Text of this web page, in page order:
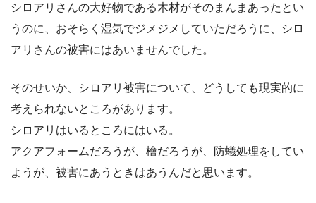
シロアリさんの大好物である木材がそのまんまあったとい
うのに、おそらく湿気でジメジメしていただろうに、シロ
アリさんの被害にはあいませんでした。
そのせいか、シロアリ被害について、どうしても現実的に
考えられないところがあります。
シロアリはいるところにはいる。
アクアフォームだろうが、檜だろうが、防蟻処理をしてい
ようが、被害にあうときはあうんだと思います。